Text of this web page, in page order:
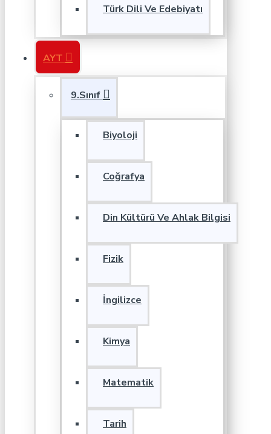
Türk Dili Ve Edebiyatı
AYT
9.Sınıf
Biyoloji
Coğrafya
Din Kültürü Ve Ahlak Bilgisi
Fizik
İngilizce
Kimya
Matematik
Tarih